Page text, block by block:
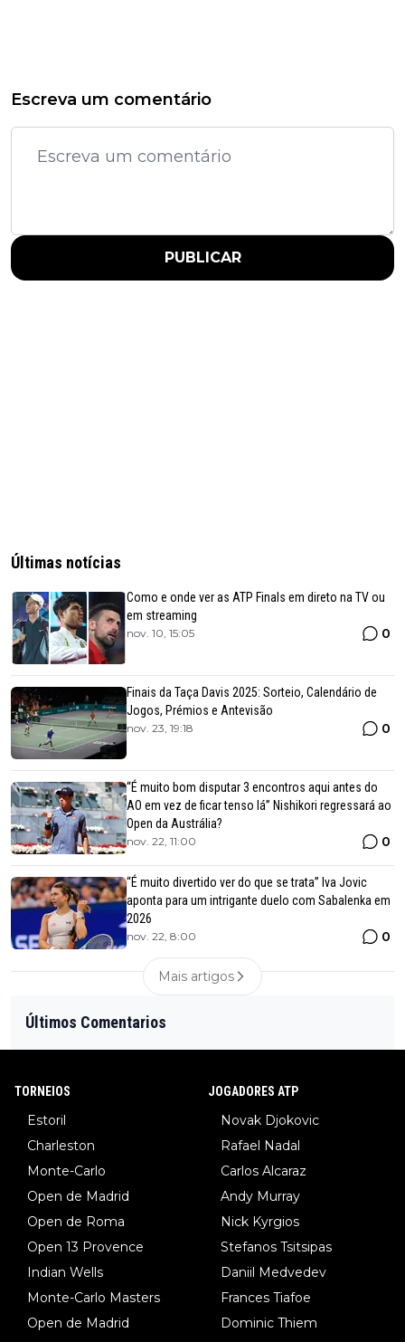
Escreva um comentário
PUBLICAR
Últimas notícias
Como e onde ver as ATP Finals em direto na TV ou
em streaming
nov. 10, 15:05 0
Finais da Taça Davis 2025: Sorteio, Calendário de
Jogos, Prémios e Antevisão
nov. 23, 19:18 0
“É muito bom disputar 3 encontros aqui antes do
AO em vez de ficar tenso lá” Nishikori regressará ao
Open da Austrália?
nov. 22, 11:00 0
“É muito divertido ver do que se trata” Iva Jovic
aponta para um intrigante duelo com Sabalenka em
2026
nov. 22, 8:00 0
Mais artigos
Últimos Comentarios
TORNEIOS
Estoril
Charleston
Monte-Carlo
Open de Madrid
Open de Roma
Open 13 Provence
Indian Wells
Monte-Carlo Masters
Open de Madrid
JOGADORES ATP
Novak Djokovic
Rafael Nadal
Carlos Alcaraz
Andy Murray
Nick Kyrgios
Stefanos Tsitsipas
Daniil Medvedev
Frances Tiafoe
Dominic Thiem